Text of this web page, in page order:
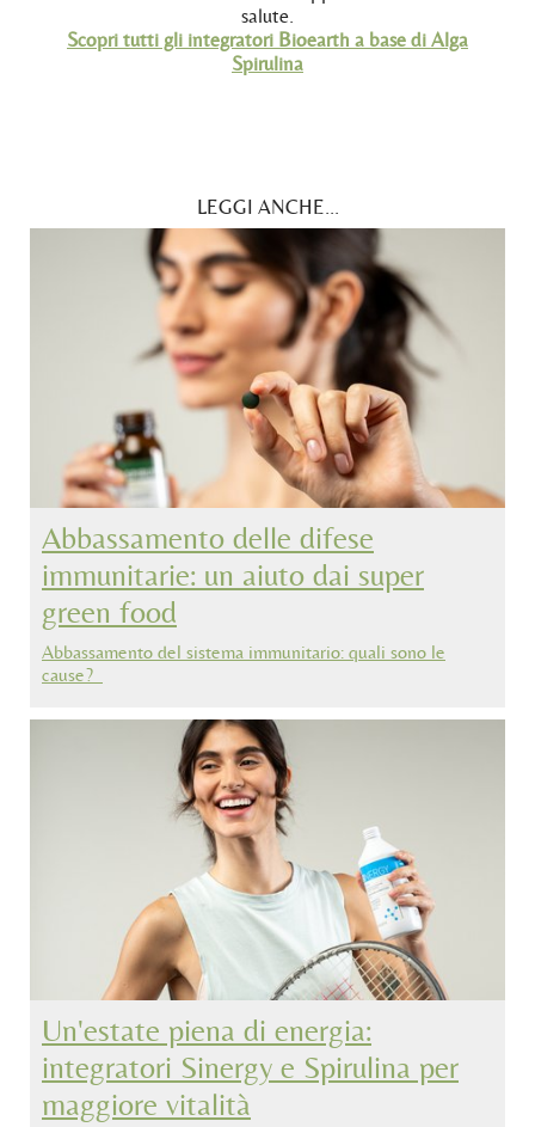
salute.
Scopri tutti gli integratori Bioearth a base di Alga
Spirulina
LEGGI ANCHE...
Abbassamento delle difese
immunitarie: un aiuto dai super
green food
Abbassamento del sistema immunitario: quali sono le
cause?
Un'estate piena di energia:
integratori Sinergy e Spirulina per
maggiore vitalità